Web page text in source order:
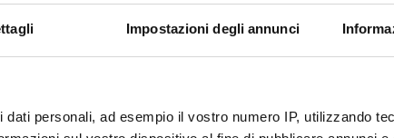
Impostazioni degli annunci
dati personali, ad esempio il vostro numero IP, utilizzando
seminario relativo all'insegnamento Organizzazione dei